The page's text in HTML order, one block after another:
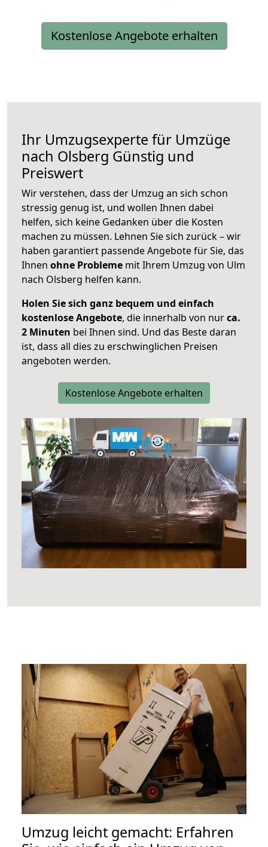
Kostenlose Angebote erhalten
Ihr Umzugsexperte für Umzüge
nach Olsberg Günstig und
Preiswert
Wir verstehen, dass der Umzug an sich schon
stressig genug ist, und wollen Ihnen dabei
helfen, sich keine Gedanken über die Kosten
machen zu müssen. Lehnen Sie sich zurück – wir
haben garantiert passende Angebote für Sie, das
Ihnen ohne Probleme mit Ihrem Umzug von Ulm
nach Olsberg helfen kann.
Holen Sie sich ganz bequem und einfach
kostenlose Angebote, die innerhalb von nurca.
2 Minuten bei Ihnen sind. Und das Beste daran
ist, dass all dies zu erschwinglichen Preisen
angeboten werden.
Kostenlose Angebote erhalten
Umzug leicht gemacht: Erfahren